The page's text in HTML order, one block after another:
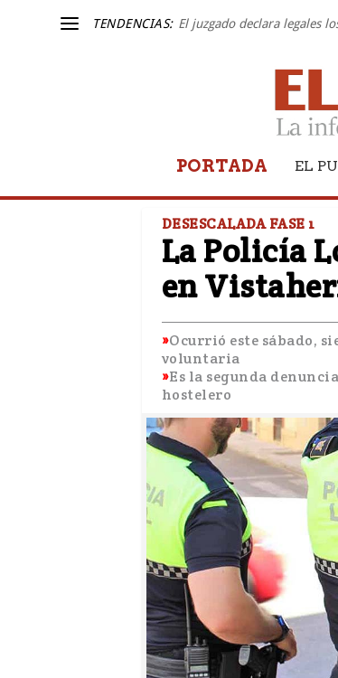
TENDENCIAS: El juzgado declara legales
PORTADA EL
DESESCALADA FASE 1
La Policía
en
Ocurrió este sábado,
voluntaria
Es la segunda
hostelero